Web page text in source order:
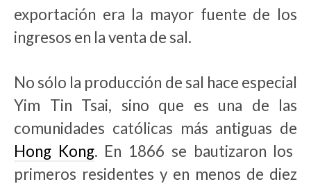
exportación era la mayor fuente de los
ingresos en la venta de sal.
No sólo la producción de sal hace especial
Yim Tin Tsai, sino que es una de las
comunidades católicas más antiguas de
Hong Kong. En 1866 se bautizaron los
primeros residentes y en menos de diez